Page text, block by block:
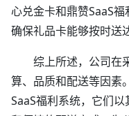
心兑金卡和鼎赞SaaS福
确保礼品卡能够按时送
综上所述，公司在
算、品质和配送等因素
SaaS福利系统，它们